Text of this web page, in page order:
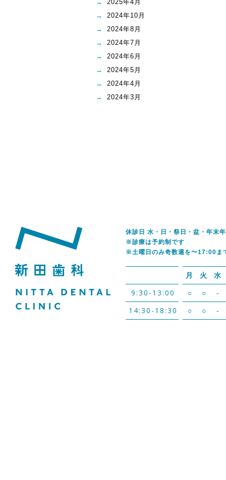
2025年4月
2024年10月
2024年8月
2024年7月
2024年6月
2024年5月
2024年4月
2024年3月
休診日 水・日・祭日・盆・年末
※診療は予約制です
※土曜日のみ奇数週を〜17:00ま
月 火
水
9:30-13:00
○ ○ -
14:30-18:30 ○ ○ -